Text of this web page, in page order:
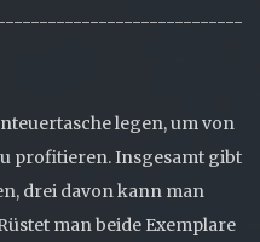
legen, um von
profitieren. Insgesamt gibt
drei davon kann man
man beide Exemplare